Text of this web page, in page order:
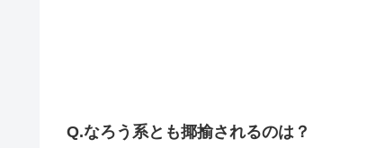
Q.なろう系とも揶揄されるのは？